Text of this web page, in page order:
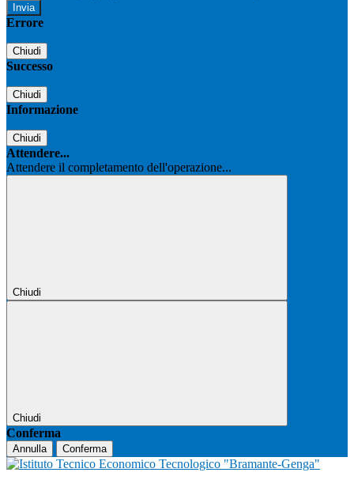
Errore
Chiudi
Successo
Chiudi
Informazione
Chiudi
Attendere...
Attendere il completamento dell'operazione...
Chiudi
Chiudi
Conferma
Annulla Conferma